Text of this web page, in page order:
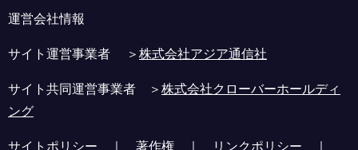
運営会社情報
サイト運営事業者 ＞株式会社アジア通信社
サイト共同運営事業者 ＞株式会社クローバーホールディ
ング